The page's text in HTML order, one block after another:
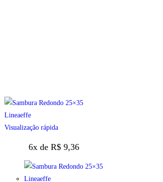
Visualização rápida
6x de R$9,36